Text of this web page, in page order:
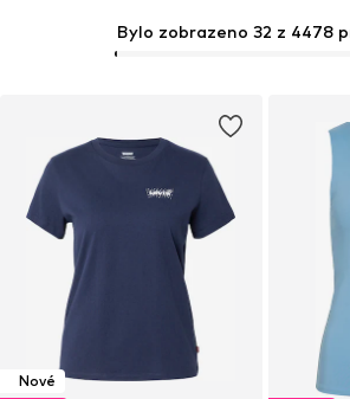
Nové
Bylo zobrazeno 32 z 4478